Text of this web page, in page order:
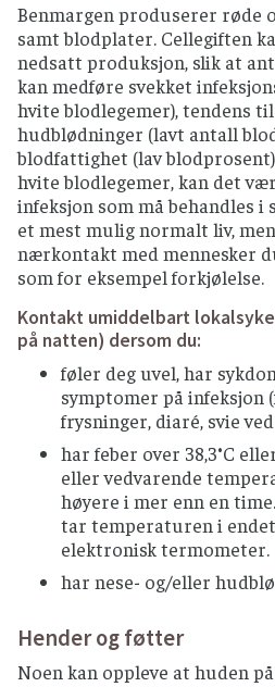
Benmargen produserer røde
samt blodplater. Cellegiften
nedsatt produksjon, slik at
kan medføre svekket
hvite blodlegemer), tendens
hudblødninger (lavt antall
blodfattighet (lav
hvite blodlegemer, kan det
infeksjon som må behandles i
et mest mulig normalt liv,
nærkontakt med mennesker
som for eksempel forkjølelse.
Kontakt umiddelbart
på natten) dersom du:
føler deg uvel, har
symptomer på infeksjon
frysninger, diaré, svie
har feber over 38,3°C
eller vedvarende
høyere i mer enn en
tar temperaturen i
elektronisk termometer.
har nese- og/eller
Hender og føtter
Noen kan oppleve at huden